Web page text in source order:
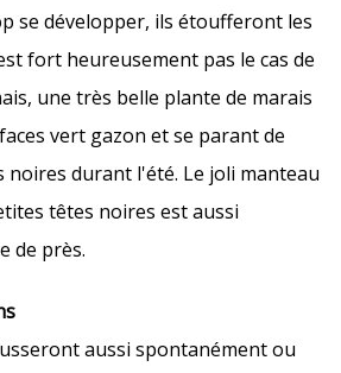
se développer, ils étoufferont les
fort heureusement pas le cas de
une très belle plante de marais
vert gazon et se parant de
noires durant l'été. Le joli manteau
têtes noires est aussi
de près.
aussi spontanément ou